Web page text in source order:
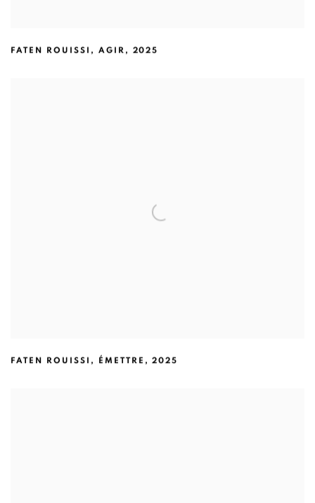
FATEN ROUISSI AGIR 2025
FATEN ROUISSI ÉMETTRE ,2025